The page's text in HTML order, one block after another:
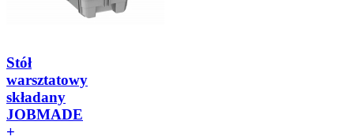
Stół
warsztatowy
składany
JOBMADE
+